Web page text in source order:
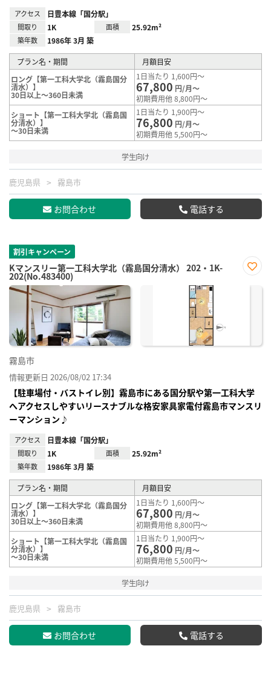
アクセス 日豊本線「国分駅」
間取り 1K 面積 25.92m²
築年数 1986年 3月 築
プラン名・期間
月額目安
ロング【第一工科大学北（霧島国分
清水）】
30日以上～360日未満
1日当たり 1,600円～
67,800 円/月～
初期費用他 8,800円～
ショート【第一工科大学北（霧島国
分清水）】
～30日未満
1日当たり 1,900円～
76,800 円/月～
初期費用他 5,500円～
学生向け
鹿児島県 霧島市
お問合わせ 電話する
割引キャンペーン
Kマンスリー第一工科大学北（霧島国分清水） 202・1K-
202(No.483400)
に入
霧島市
情報更新日 2026/08/02 17:34
【駐車場付・バストイレ別】霧島市にある国分駅や第一工科大学
へアクセスしやすいリースナブルな格安家具家電付霧島市マンスリ
ーマンション♪
アクセス 日豊本線「国分駅」
間取り 1K 面積 25.92m²
築年数 1986年 3月 築
プラン名・期間
月額目安
ロング【第一工科大学北（霧島国分
清水）】
30日以上～360日未満
1日当たり 1,600円～
67,800 円/月～
初期費用他 8,800円～
ショート【第一工科大学北（霧島国
分清水）】
～30日未満
1日当たり 1,900円～
76,800 円/月～
初期費用他 5,500円～
学生向け
鹿児島県 霧島市
お問合わせ 電話する